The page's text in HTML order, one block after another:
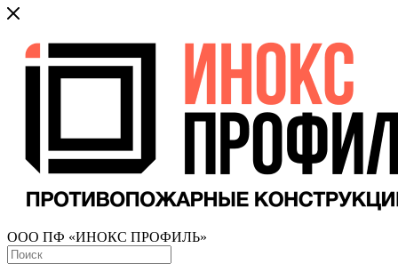
ООО ПФ «ИНОКС ПРОФИЛЬ»